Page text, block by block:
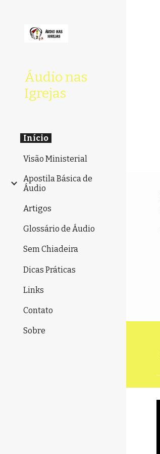
Áudio nas
Igrejas
Início
Visão Ministerial
Apostila Básica de
Áudio
Artigos
Glossário de Áudio
Sem Chiadeira
Dicas Práticas
Links
Contato
Sobre